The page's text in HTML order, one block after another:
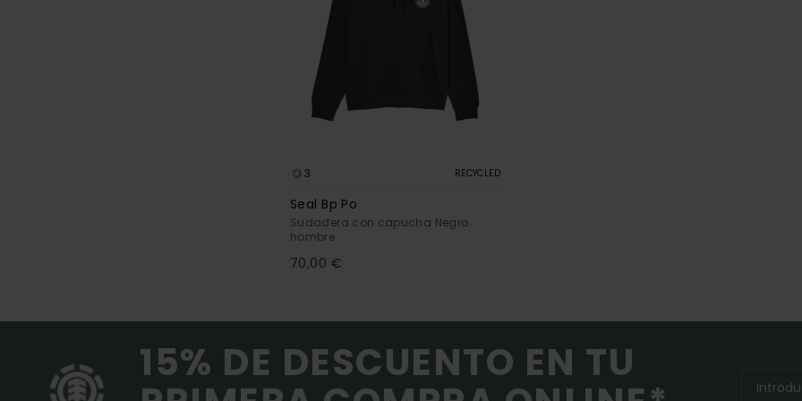
3 RECYCLED
Seal Bp Po
Sudadera con capucha Negro
hombre
70,00 €
15% DE DESCUENTO EN TU